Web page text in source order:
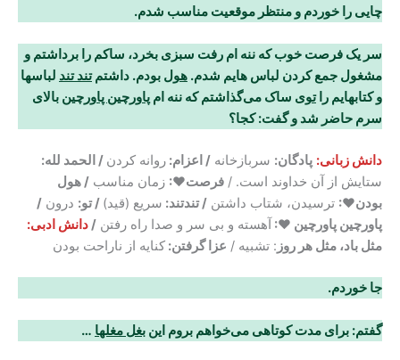
چایی را خوردم و منتظر موقعیت مناسب شدم.
سر یک فرصت خوب که ننه ام رفت سبزی بخرد، ساکم را برداشتم و
مشغول جمع کردن لباس هایم شدم. هول بودم. داشتمتند تند لباسها
و کتابهایم راتوی ساک میگذاشتم که ننه ام پاورچین پاورچین بالای
سرم حاضر شد و گفت: کجا؟
دانش زبانی: پادگان: سربازخانه / اعزام: روانه کردن / الحمد لله:
ستایش از آن خداوند است. / فرصت♥: زمان مناسب / هول
بودن♥: ترسیدن، شتاب داشتن / تندتند: سریع (قید) / تو: درون /
پاورچین پاورچین ♥: آهسته و بی سر و صدا راه رفتن /دانش ادبی:
مثل باد، مثل هر روز : تشبیه / عزا گرفتن: کنایه از ناراحت بودن
جا خوردم.
گفتم: برای مدت کوتاهی میخواهم بروم این بغل مغلها …